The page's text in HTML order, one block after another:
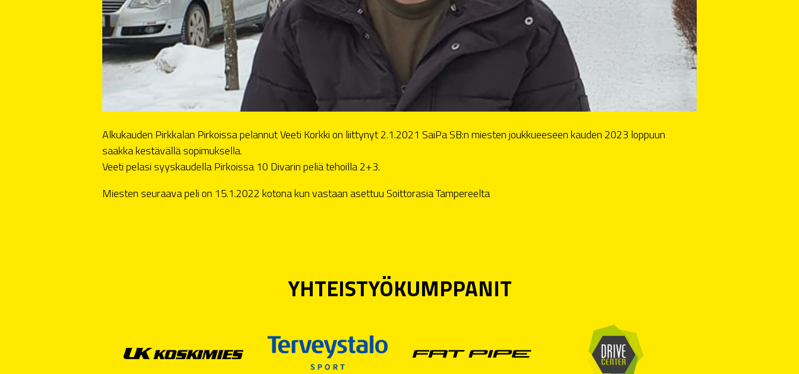
Alkukauden Pirkkalan Pirkoissa pelannut Veeti Korkki on liittynyt 2.1.2021 SaiPa SB:n miesten joukkueeseen kauden 2023 loppuun
saakka kestävällä sopimuksella.
Veeti pelasi syyskaudella Pirkoissa 10 Divarin peliä tehoilla 2+3.
Miesten seuraava peli on 15.1.2022 kotona kun vastaan asettuu Soittorasia Tampereelta
YHTEISTYÖKUMPPANIT